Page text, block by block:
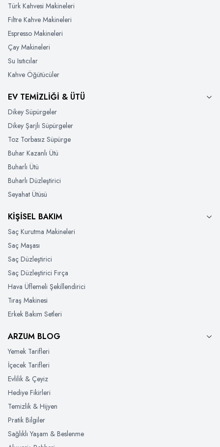
Türk Kahvesi Makineleri
Filtre Kahve Makineleri
Espresso Makineleri
Çay Makineleri
Su Isıtıcılar
Kahve Öğütücüler
EV TEMİZLİĞİ & ÜTÜ
Dikey Süpürgeler
Dikey Şarjlı Süpürgeler
Toz Torbasız Süpürge
Buhar Kazanlı Ütü
Buharlı Ütü
Buharlı Düzleştirici
Seyahat Ütüsü
KİŞİSEL BAKIM
Saç Kurutma Makineleri
Saç Maşası
Saç Düzleştirici
Saç Düzleştirici Fırça
Hava Üflemeli Şekillendirici
Tıraş Makinesi
Erkek Bakım Setleri
ARZUM BLOG
Yemek Tarifleri
İçecek Tarifleri
Evlilik & Çeyiz
Hediye Fikirleri
Temizlik & Hijyen
Pratik Bilgiler
Sağlıklı Yaşam & Beslenme